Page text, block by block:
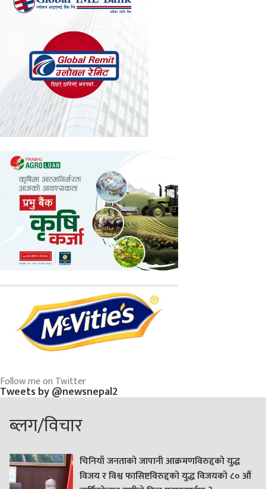
Follow me on Twitter
Tweets by @newsnepal2
ब्लग/विचार
चिनियाँ जनताको जापानी आक्रमणविरुद्दको युद्ध
विजय र विश्व फासिष्टविरुद्दको युद्ध विजयको ८० औं